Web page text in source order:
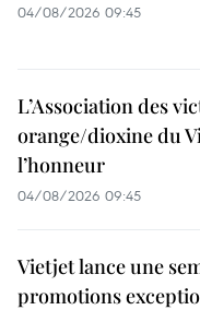
04/08/2026 09:45
L’Association des
orange/dioxine du
l’honneur
04/08/2026 09:45
Vietjet lance une
promotions